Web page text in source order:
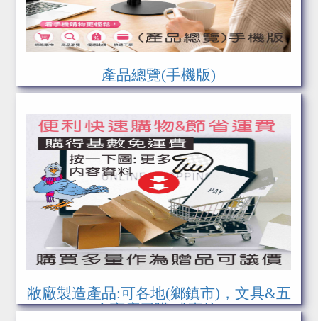
產品總覽(手機版)
敝廠製造產品:可各地(鄉鎮市)，文具&五
金商店尋購,或直接(